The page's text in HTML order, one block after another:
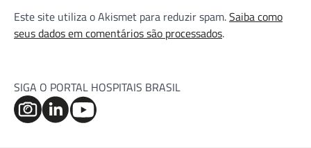
Este site utiliza o Akismet para reduzir spam.Saiba como
seus dados em comentários são processados.
SIGA O PORTAL HOSPITAIS BRASIL